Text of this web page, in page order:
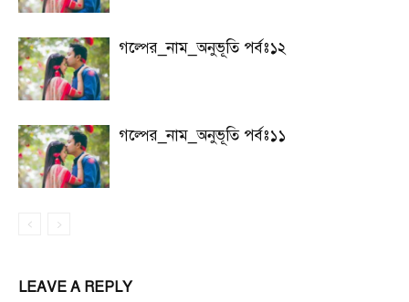
গল্পের_নাম_অনুভূতি পর্বঃ১২
গল্পের_নাম_অনুভূতি পর্বঃ১১
LEAVE A REPLY